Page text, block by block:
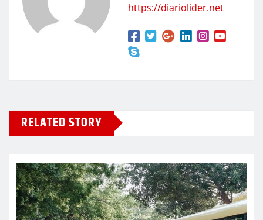
https://diariolider.net
RELATED STORY